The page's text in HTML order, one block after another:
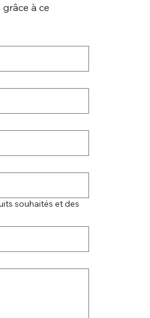
à ce
souhaités et des